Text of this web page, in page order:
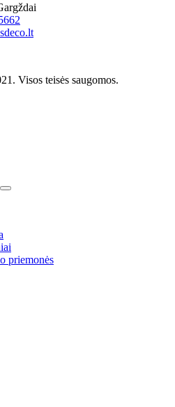
Visos teisės saugomos.
priemonės